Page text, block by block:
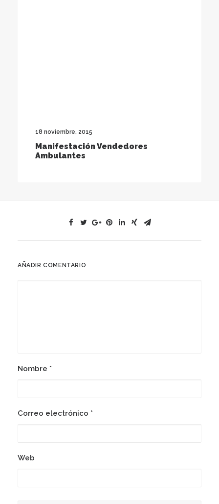
18 noviembre, 2015
Manifestación Vendedores
Ambulantes
AÑADIR COMENTARIO
Nombre *
Correo electrónico *
Web